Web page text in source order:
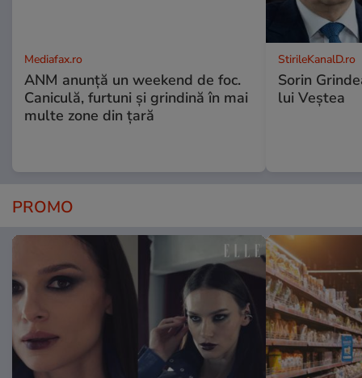
Mediafax.ro
ANM anunță un weekend de foc.
Caniculă, furtuni și grindină în mai
multe zone din țară
StirileKanalD.ro
Sorin
lui Veștea
PROMO